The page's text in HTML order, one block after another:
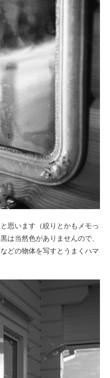
思います（絞りとかもメモっ
は当然色がありませんので、
どの物体を写すとうまくハマ